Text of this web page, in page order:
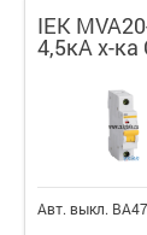
IEK
4,5кА х-ка
Авт. выкл.